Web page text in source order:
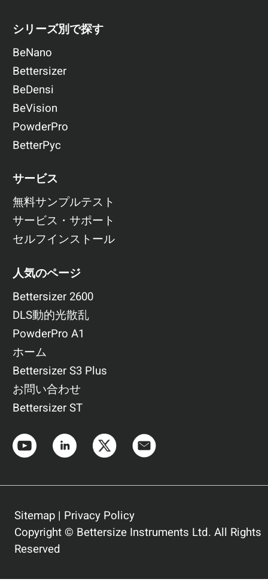
シリーズ別で探す
BeNano
Bettersizer
BeDensi
BeVision
PowderPro
BetterPyc
サービス
無料サンプルテスト
サービス・サポート
セルフインストール
人気のページ
Bettersizer 2600
DLS動的光散乱
PowderPro A1
ホーム
Bettersizer S3 Plus
お問い合わせ
Bettersizer ST
Sitemap | Privacy Policy
Copyright © Bettersize Instruments Ltd. All Rights
Reserved